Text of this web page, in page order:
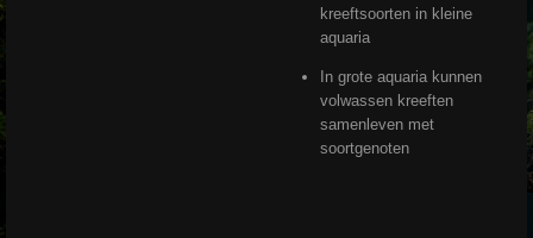
kreeftsoorten in kleine
aquaria
In grote aquaria kunnen
volwassen kreeften
samenleven met
soortgenoten